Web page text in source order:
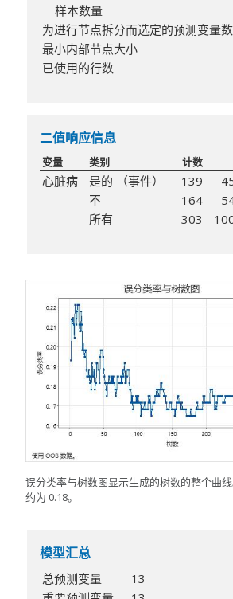
样本数量
为进行节点拆分而选定的预测变量数
最小内部节点大小
已使用的行数
二值响应信息
变量 类别 计数
心脏病 是的 （事件） 139
不
164
所有
303
误分类率与树数图显示生成的树数的整个曲
约为 0.18。
模型汇总
总预测变量
13